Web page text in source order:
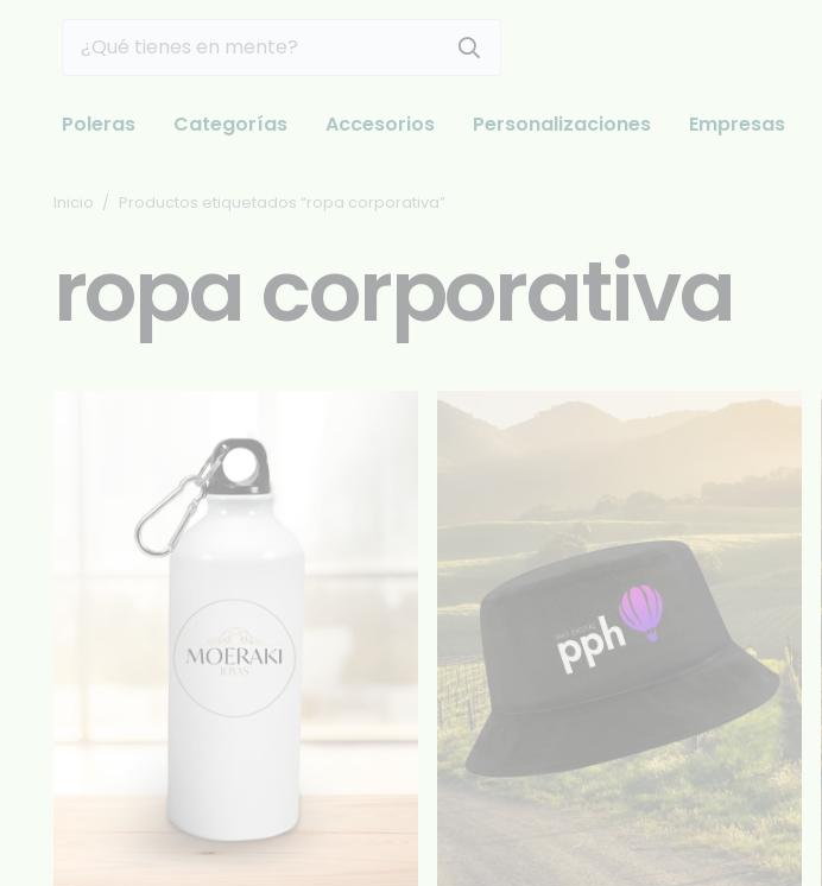
Poleras Categorías Accesorios Personalizaciones Empresas
Inicio / Productos etiquetados “ropa corporativa”
ropa corporativa